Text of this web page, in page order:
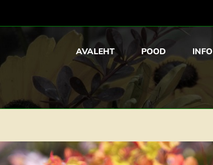
AVALEHT POOD INFO